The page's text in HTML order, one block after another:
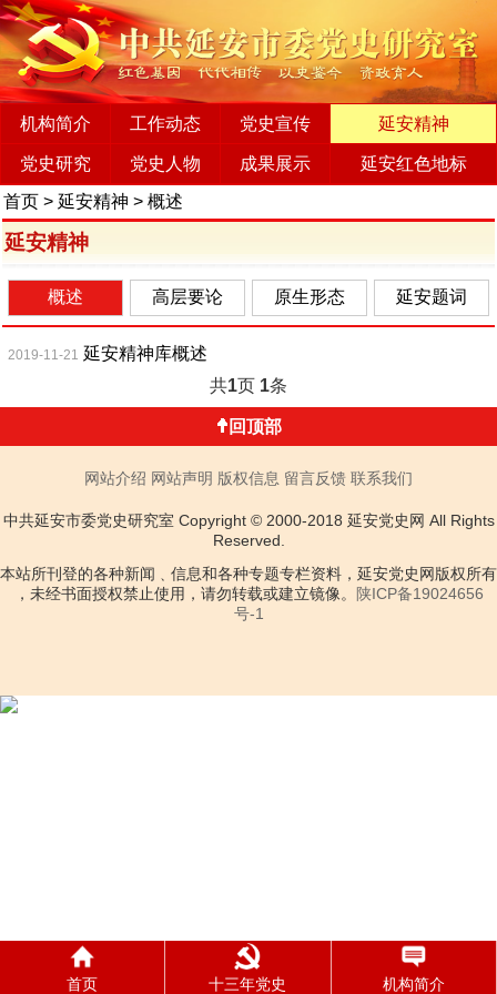
机构简介 工作动态 党史宣传 延安精神
党史研究 党史人物 成果展示
延安红色地标
首页 > 延安精神 > 概述
延安精神
概述 高层要论 原生形态 延安题词
2019-11-21 延安精神库概述
共1页 1条
回顶部
网站介绍 网站声明 版权信息 留言反馈 联系我们
中共延安市委党史研究室 Copyright © 2000-2018 延安党史网 All Rights
Reserved.
本站所刊登的各种新闻﹑信息和各种专题专栏资料，延安党史网版权所有
，未经书面授权禁止使用，请勿转载或建立镜像。 陕ICP备19024656
号-1
首页 十三年党史 机构简介